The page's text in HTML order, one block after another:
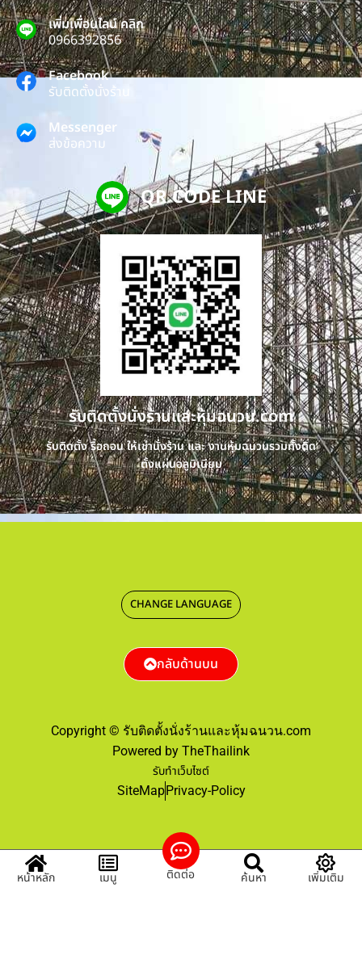
เพิ่มเพื่อนไลน์ คลิก
0966392856
Facebook
รับติดตั้งนั่งร้าน
Messenger
ส่งข้อความ
QR CODE LINE
รับติดตั้งนั่งร้านและหุ้มฉนวน.com
รับติดตั้ง รื้อถอน ให้เช่านั่งร้าน และ งานหุ้มฉนวนรวมทั้งติด
ตั้งแผ่นอลูมิเนียม
Copyright © รับติดตั้งนั่งร้านและหุ้มฉนวน.com
Powered by TheThailink
รับทำเว็บไซต์
SiteMapPrivacy-Policy
CHANGE LANGUAGE
กลับด้านบน
หน้าหลัก เมนู ติดต่อ ค้นหา เพิ่มเติม